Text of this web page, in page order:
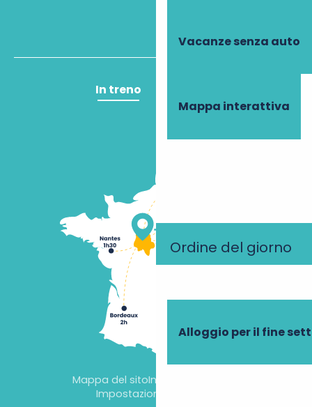
Vacanze senza auto
Mappa interattiva
Ordine del giorno
Alloggio per il fine
In treno
Mappa del sitoInformazioni legali
Impostazioni dei cookie